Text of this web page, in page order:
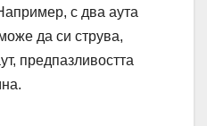
с два аутa
да си струва,
предпазливостта